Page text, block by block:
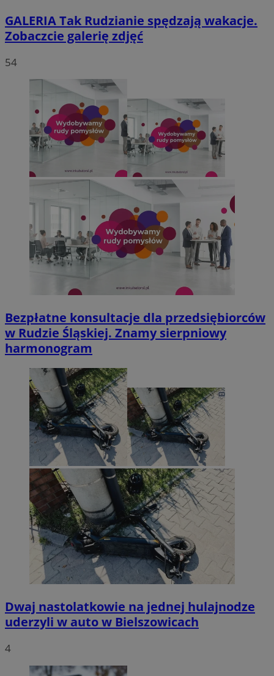
GALERIATak Rudzianie spędzają wakacje.
Zobaczcie galerię zdjęć
54
Bezpłatne konsultacje dla przedsiębiorców
w Rudzie Śląskiej. Znamy sierpniowy
harmonogram
Dwaj nastolatkowie na jednej hulajnodze
uderzyli w auto w Bielszowicach
4